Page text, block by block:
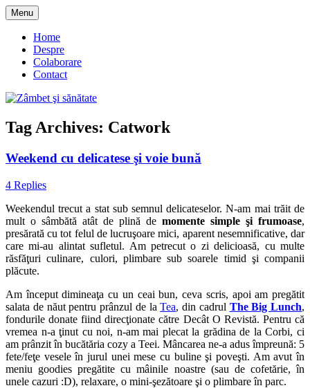
Skip
to
content
Zâmbet şi sănătate
Menu
Home
Despre
Colaborare
Contact
Tag Archives: Catwork
Weekend cu delicatese şi voie bună
4 Replies
Weekendul trecut a stat sub semnul delicateselor. N-am mai trăit de
mult o sâmbătă atât de plină de momente simple şi frumoase,
presărată cu tot felul de lucruşoare mici, aparent nesemnificative, dar
care mi-au alintat sufletul. Am petrecut o zi delicioasă, cu multe
răsfăţuri culinare, culori, plimbare sub soarele timid şi companii
plăcute.
Am început dimineaţa cu un ceai bun, ceva scris, apoi am pregătit
salata de năut pentru prânzul de laTea, din cadrul The Big Lunch,
fondurile donate fiind direcţionate către Decât O Revistă. Pentru că
vremea n-a ţinut cu noi, n-am mai plecat la grădina de la Corbi, ci
am prânzit în bucătăria cozy a Teei. Mâncarea ne-a adus împreună: 5
fete/feţe vesele în jurul unei mese cu buline şi poveşti. Am avut în
meniu goodies pregătite cu mâinile noastre (sau de cofetărie, în
unele cazuri :D), relaxare, o mini-şezătoare şi o plimbare în parc.